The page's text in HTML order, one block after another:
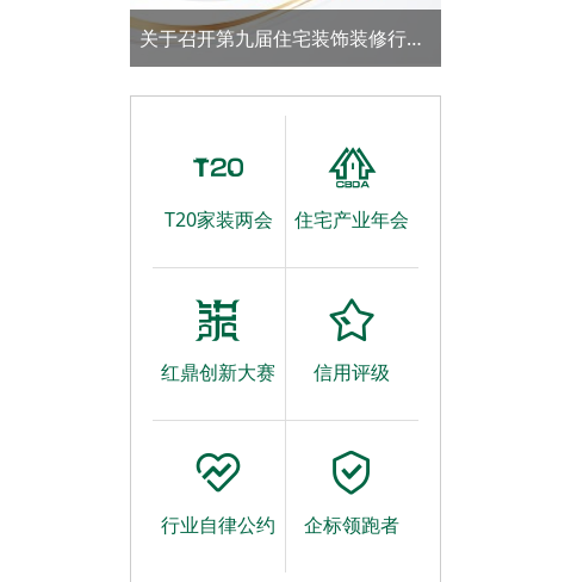
关于召开第九届住宅装饰装修行业
T20家装两会 住宅产业年会
红鼎创新大赛 信用评级
行业自律公约 企标领跑者